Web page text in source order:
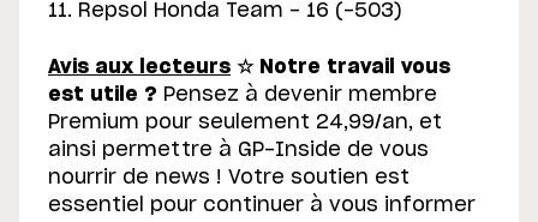
11. Repsol Honda Team - 16 (-503)
Avis aux lecteurs ☆ Notre travail vous
est utile ? Pensez à devenir membre
Premium pour seulement 24,99/an, et
ainsi permettre à GP-Inside de vous
nourrir de news ! Votre soutien est
essentiel pour continuer à vous informer